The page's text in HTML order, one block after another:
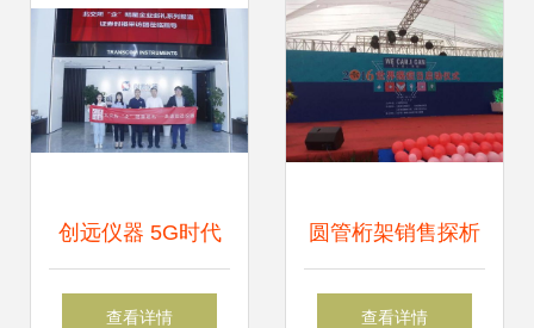
周风向
创远仪器 5G时代
迎风而上，竞逐全
查看详情
圆管桁架销售探析
以新余盛宇舞台桁
查看详情